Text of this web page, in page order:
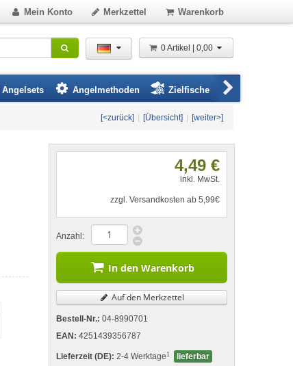
Mein Konto Merkzettel Warenkorb
0 Artikel | 0,00
Angelsets Angelmethoden Zielfische
[<zurück] [Übersicht] [weiter>]
4,49 €
inkl. MwSt.
zzgl. Versandkosten ab 5,99€
Anzahl:
In den Warenkorb
Auf den Merkzettel
Bestell-Nr.: 04-8990701
EAN: 4251439356787
Lieferzeit (DE): 2-4 Werktage 1 lieferbar